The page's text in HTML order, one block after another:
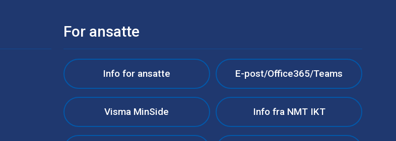
For ansatte
Info for ansatte E-post/Office365/Teams
Visma MinSide Info fra NMT IKT